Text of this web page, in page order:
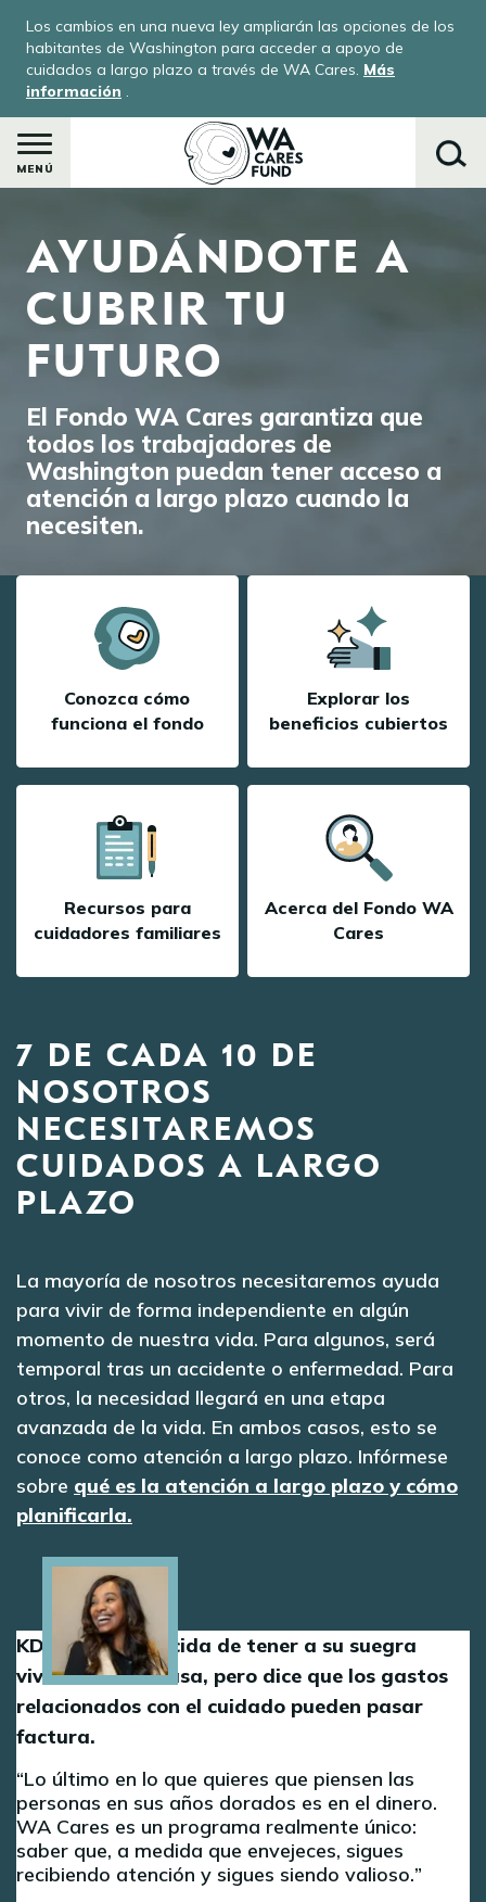
contenido
principal
Los cambios en una nueva ley ampliarán las opciones de los
habitantes de Washington para acceder a apoyo de
cuidados a largo plazo a través de WA Cares. Más
información .
MENÚ
Buscar
AYUDÁNDOTE A
CUBRIR TU
FUTURO
El Fondo WA Cares garantiza que
todos los trabajadores de
Washington puedan tener acceso a
atención a largo plazo cuando la
necesiten.
Conozca cómo
funciona el fondo
Explorar los
beneficios cubiertos
Recursos para
cuidadores familiares
Acerca del Fondo WA
Cares
7 DE CADA 10 DE
NOSOTROS
NECESITAREMOS
CUIDADOS A LARGO
PLAZO
La mayoría de nosotros necesitaremos ayuda
para vivir de forma independiente en algún
momento de nuestra vida. Para algunos, será
temporal tras un accidente o enfermedad. Para
otros, la necesidad llegará en una etapa
avanzada de la vida. En ambos casos, esto se
conoce como atención a largo plazo. Infórmese
sobre qué es la atención a largo plazo y cómo
planificarla.
KD está agradecida de tener a su suegra
viviendo en su casa, pero dice que los gastos
relacionados con el cuidado pueden pasar
factura.
Lo último en lo que quieres que piensen las
personas en sus años dorados es en el dinero.
WA Cares es un programa realmente único:
saber que, a medida que envejeces, sigues
recibiendo atención y sigues siendo valioso.
Image